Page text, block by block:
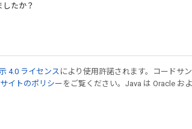
したか？
4.0 ライセンス により使用許諾されます。コードサ
イトのポリシー をご覧ください。Java は Oracle お